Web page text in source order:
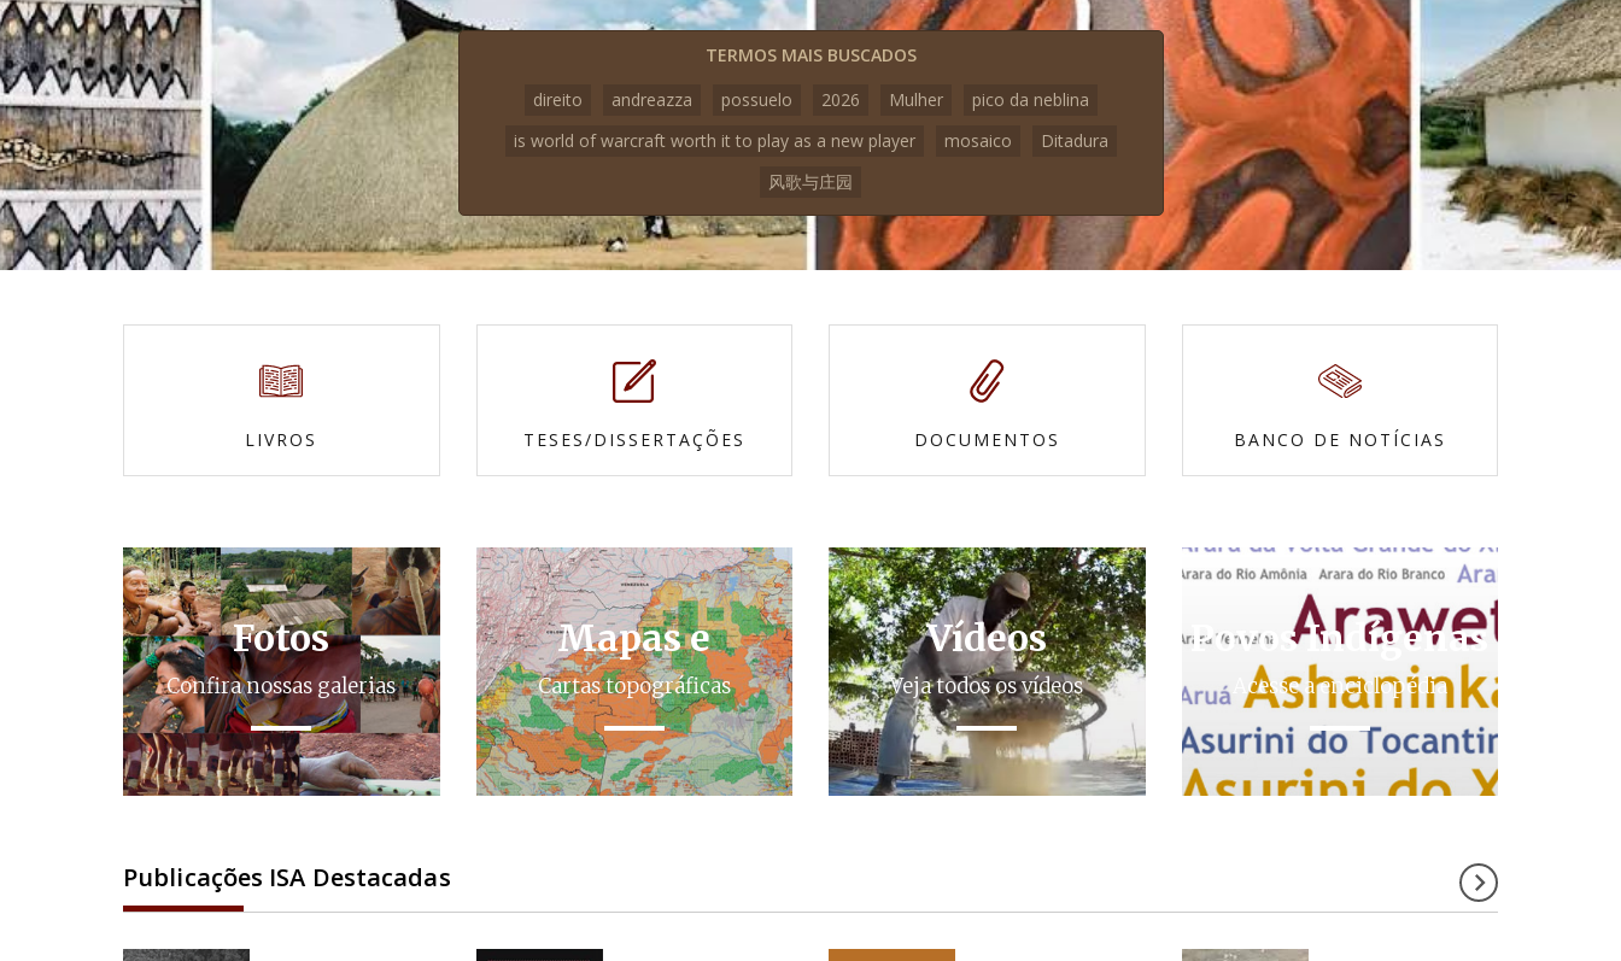
TERMOS MAIS BUSCADOS
direito
andreazza possuelo 2026 Mulher
pico da neblina
is world of warcraft worth it to play as a new player
mosaico
Ditadura
风歌与庄园
LIVROS TESES/DISSERTAÇÕES DOCUMENTOS BANCO DE NOTÍCIAS
Fotos
Confira nossas galerias
Mapas e
Cartas topográficas
Vídeos
Veja todos os vídeos
Povos Indígenas
Acesse a enciclopédia
Publicações ISA Destacadas